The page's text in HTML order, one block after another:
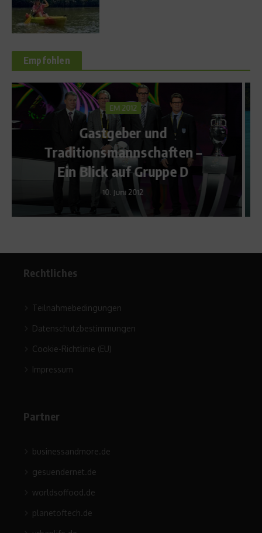
Empfohlen
Fit und schlank
Kalorienfalle Urlaub
27. Juli 2009
Rechtliches
Teilnahmebedingungen
Datenschutzbestimmungen
Cookie-Richtlinie (EU)
Impressum
Partner
businessandmore.de
gesuendernet.de
worldsoffood.de
planetoftech.de